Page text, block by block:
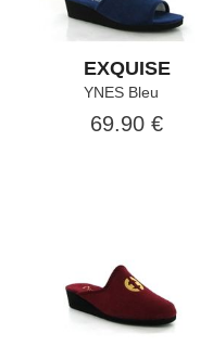
EXQUISE
YNES Bleu
69.90 €